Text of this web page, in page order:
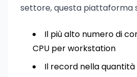
settore, questa piattaforma
Il più alto numero di
CPU per workstation
Il record nella